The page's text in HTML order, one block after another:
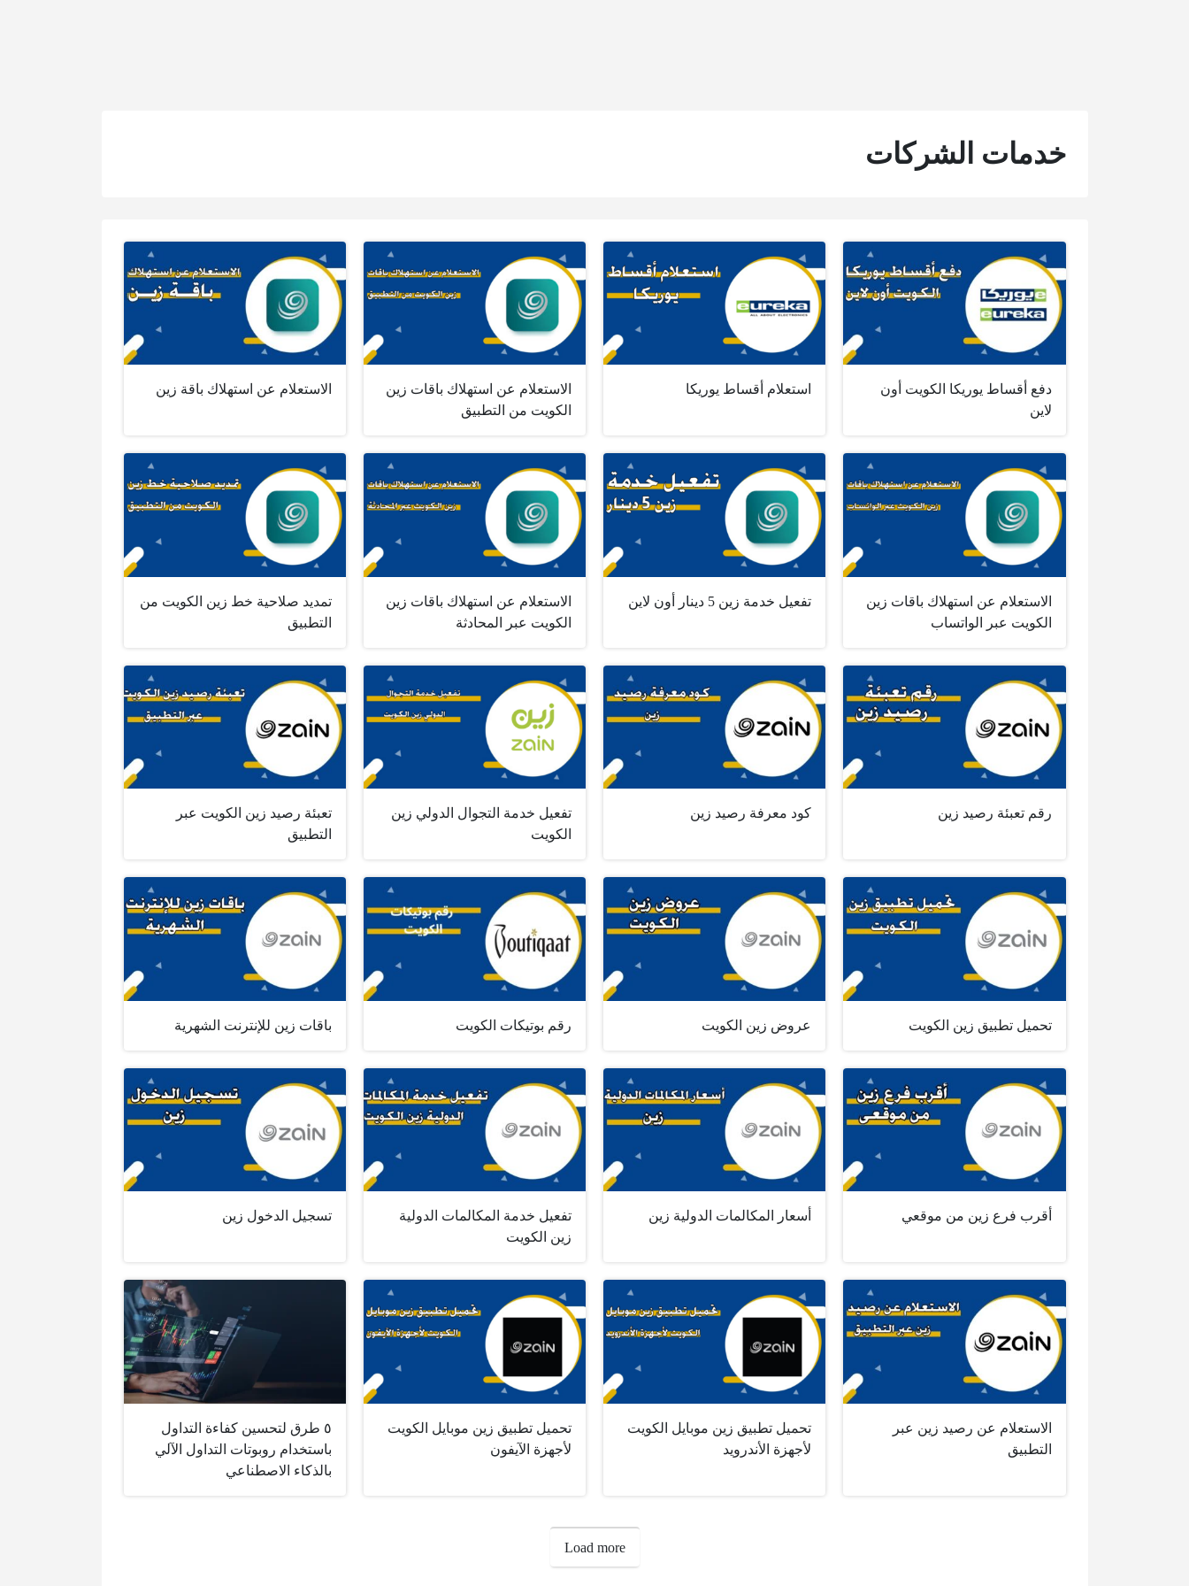
خدمات الشركات
دفع أقساط يوريكا الكويت أون
لاين
استعلام أقساط يوريكا
الاستعلام عن استهلاك باقات زين
الكويت من التطبيق
الاستعلام عن استهلاك باقة زين
الاستعلام عن استهلاك باقات زين
الكويت عبر الواتساب
تفعيل خدمة زين 5 دينار أون لاين
الاستعلام عن استهلاك باقات زين
الكويت عبر المحادثة
تمديد صلاحية خط زين الكويت من
التطبيق
رقم تعبئة رصيد زين كود معرفة رصيد زين
تفعيل خدمة التجوال الدولي زين
الكويت
تعبئة رصيد زين الكويت عبر
التطبيق
تحميل تطبيق زين الكويت عروض زين الكويت رقم بوتيكات الكويت باقات زين للإنترنت الشهرية
أقرب فرع زين من موقعي أسعار المكالمات الدولية زين
تفعيل خدمة المكالمات الدولية
زين الكويت
تسجيل الدخول زين
الاستعلام عن رصيد زين عبر
التطبيق
تحميل تطبيق زين موبايل الكويت
لأجهزة الأندرويد
تحميل تطبيق زين موبايل الكويت
لأجهزة الآيفون
٥ طرق لتحسين كفاءة التداول
باستخدام روبوتات التداول الآلي
بالذكاء الاصطناعي
Load more